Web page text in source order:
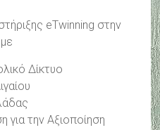
eTwinning στην
Δίκτυο
την Αξιοποίηση